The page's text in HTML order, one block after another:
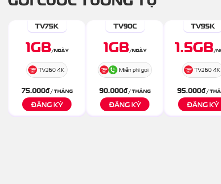
TV75K
1GB /NGÀY
TV360 4K
75.000đ/ THÁNG
ĐĂNG KÝ
TV90C
1GB /NGÀY
Miễn phí gọi
90.000đ/ THÁNG
ĐĂNG KÝ
TV95K
1.5GB /
TV360 4K
95.000đ/
ĐĂNG KÝ